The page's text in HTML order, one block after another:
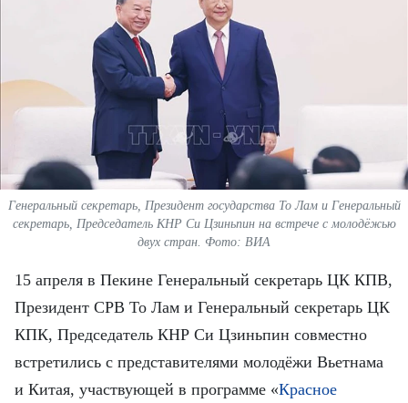
О ГАЗЕТЕ «НЯНЗАН»
TIẾNG VIỆT
ENGLISH
中文
FRANÇAIS
Генеральный секретарь, Президент государства То Лам и Генеральный
секретарь, Председатель КНР Си Цзиньпин на встрече с молодёжью
двух стран. Фото: ВИА
15 апреля в Пекине Генеральный секретарь ЦК КПВ,
Президент СРВ То Лам и Генеральный секретарь ЦК
КПК, Председатель КНР Си Цзиньпин совместно
встретились с представителями молодёжи Вьетнама
и Китая, участвующей в программе «Красное